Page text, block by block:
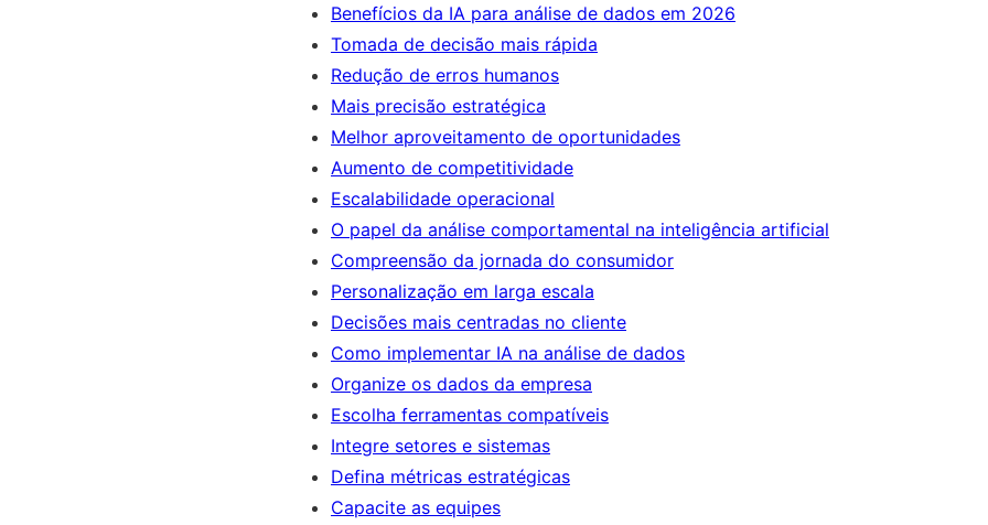
Benefícios da IA para análise de dados em 2026
Tomada de decisão mais rápida
Redução de erros humanos
Mais precisão estratégica
Melhor aproveitamento de oportunidades
Aumento de competitividade
Escalabilidade operacional
O papel da análise comportamental na inteligência artificial
Compreensão da jornada do consumidor
Personalização em larga escala
Decisões mais centradas no cliente
Como implementar IA na análise de dados
Organize os dados da empresa
Escolha ferramentas compatíveis
Integre setores e sistemas
Defina métricas estratégicas
Capacite as equipes